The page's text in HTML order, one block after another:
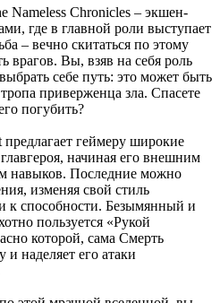
Nameless Chronicles – экшен-
где в главной роли выступает
– вечно скитаться по этому
врагов. Вы, взяв на себя роль
себе путь: это может быть
приверженца зла. Спасете
погубить?
геймеру широкие
начиная его внешним
навыков. Последние можно
изменяя свой стиль
к способности. Безымянный и
пользуется «Рукой
которой, сама Смерть
наделяет его атаки